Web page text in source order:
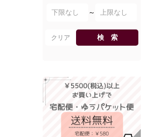
～
クリア 検 索